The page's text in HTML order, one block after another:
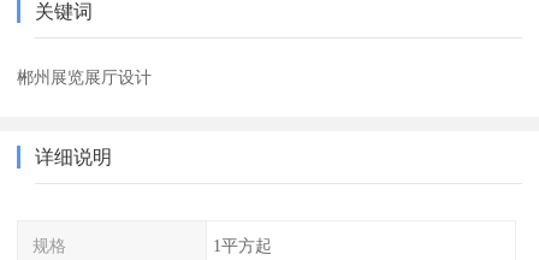
关键词
郴州展览展厅设计
详细说明
规格 1平方起